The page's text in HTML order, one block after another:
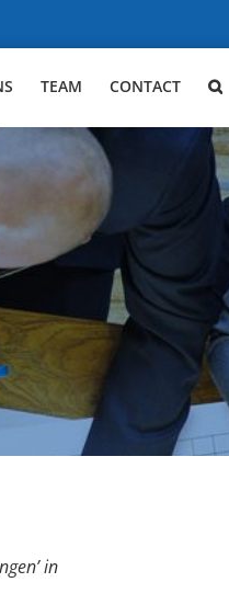
TEAM CONTACT
in